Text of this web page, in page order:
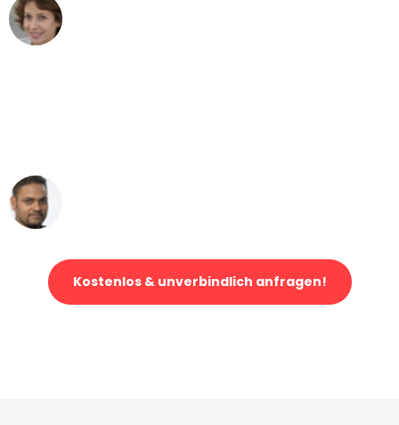
Kostenlos & unverbindlich anfragen!